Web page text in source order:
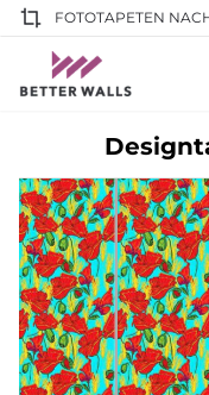
FOTOTAPETEN